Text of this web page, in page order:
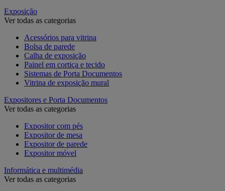
Exposição
Ver todas as categorias
Acessórios para vitrina
Bolsa de parede
Calha de exposição
Painel em cortiça e tecido
Sistemas de Porta Documentos
Vitrina de exposição mural
Expositores e Porta Documentos
Ver todas as categorias
Expositor com pés
Expositor de mesa
Expositor de parede
Expositor móvel
Informática e multimédia
Ver todas as categorias